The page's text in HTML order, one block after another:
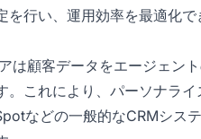
行い、運用効率を最適化で
は顧客データをエージェン
これにより、パーソナラ
などの一般的なCRMシス